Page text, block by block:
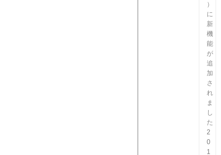
）
に
新
機
能
が
追
加
さ
れ
ま
し
た
2
0
1